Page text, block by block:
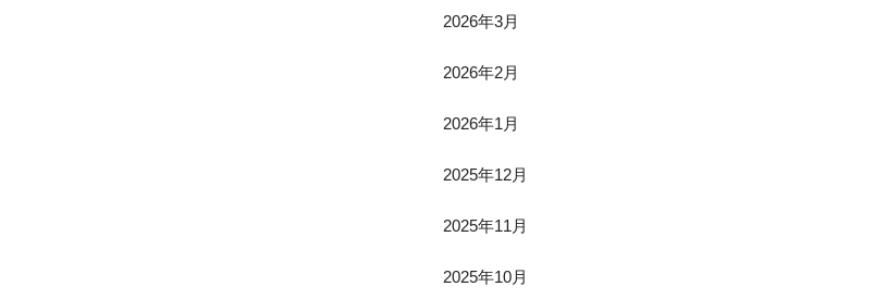
2026年3月
2026年2月
2026年1月
2025年12月
2025年11月
2025年10月